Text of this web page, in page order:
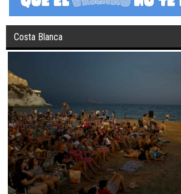
Costa Blanca